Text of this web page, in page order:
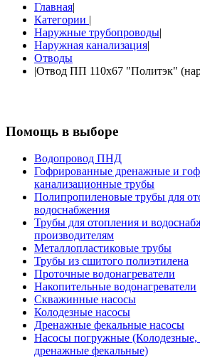
Главная|
Категории |
Наружные трубопроводы|
Наружная канализация|
Отводы
|Отвод ПП 110х67 "Политэк"
Помощь в выборе
Водопровод ПНД
Гофрированные дренажные и
канализационные трубы
Полипропиленовые трубы для
водоснабжения
Трубы для отопления и
производителям
Металлопластиковые трубы
Трубы из сшитого полиэтилена
Проточные водонагреватели
Накопительные водонагреватели
Скважинные насосы
Колодезные насосы
Дренажные фекальные насосы
Насосы погружные
дренажные фекальные)